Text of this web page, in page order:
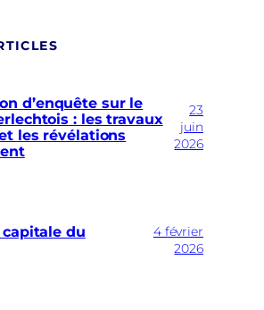
d’enquête sur le
: les travaux
les révélations
23
juin
2026
du
4 février
2026